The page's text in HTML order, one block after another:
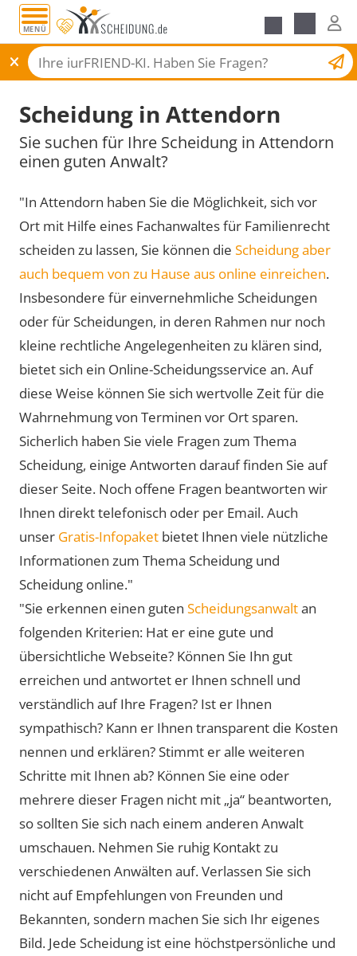
MENÜ
Scheidungsantrag
Scheidung in Attendorn
Sie suchen für Ihre Scheidung in Attendorn
einen guten Anwalt?
"In Attendorn haben Sie die Möglichkeit, sich vor
Ort mit Hilfe eines Fachanwaltes für Familienrecht
scheiden zu lassen, Sie können die Scheidung aber
auch bequem von zu Hause aus online einreichen.
Insbesondere für einvernehmliche Scheidungen
oder für Scheidungen, in deren Rahmen nur noch
kleine rechtliche Angelegenheiten zu klären sind,
bietet sich ein Online-Scheidungsservice an. Auf
diese Weise können Sie sich wertvolle Zeit für die
Wahrnehmung von Terminen vor Ort sparen.
Sicherlich haben Sie viele Fragen zum Thema
Scheidung, einige Antworten darauf finden Sie auf
dieser Seite. Noch offene Fragen beantworten wir
Ihnen direkt telefonisch oder per Email. Auch
unser Gratis-Infopaket bietet Ihnen viele nützliche
Informationen zum Thema Scheidung und
Scheidung online."
"Sie erkennen einen guten Scheidungsanwaltan
folgenden Kriterien: Hat er eine gute und
übersichtliche Webseite? Können Sie Ihn gut
erreichen und antwortet er Ihnen schnell und
verständlich auf Ihre Fragen? Ist er Ihnen
sympathisch? Kann er Ihnen transparent die Kosten
nennen und erklären? Stimmt er alle weiteren
Schritte mit Ihnen ab? Können Sie eine oder
mehrere dieser Fragen nicht mit „ja“ beantworten,
so sollten Sie sich nach einem anderen Anwalt
umschauen. Nehmen Sie ruhig Kontakt zu
verschiedenen Anwälten auf. Verlassen Sie sich
nicht auf Empfehlungen von Freunden und
Bekannten, sondern machen Sie sich Ihr eigenes
Bild. Jede Scheidung ist eine höchstpersönliche und